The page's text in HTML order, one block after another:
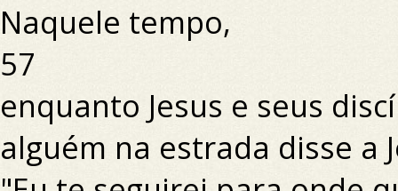
Naquele tempo,
57
enquanto Jesus e seus
alguém na estrada disse a